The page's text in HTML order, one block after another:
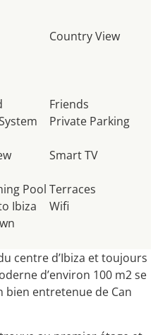
Country View
Friends
Private Parking
Smart TV
Pool Terraces
Ibiza
Wifi
centre d’Ibiza et toujours
d’environ 100 m2 se
bien entretenue de Can